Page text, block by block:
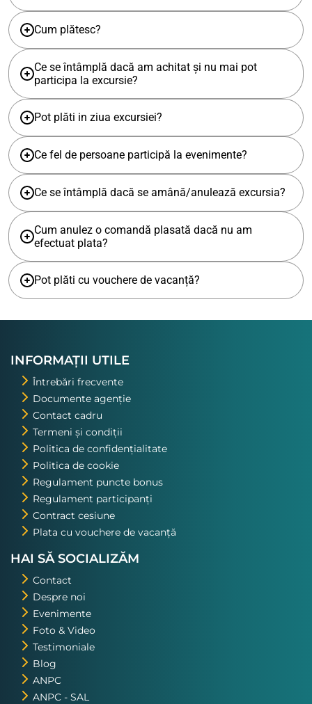
Cum plătesc?
Ce se întâmplă dacă am achitat și nu mai pot
participa la excursie?
Pot plăti in ziua excursiei?
Ce fel de persoane participă la evenimente?
Ce se întâmplă dacă se amână/anulează excursia?
Cum anulez o comandă plasată dacă nu am
efectuat plata?
Pot plăti cu vouchere de vacanță?
INFORMAȚII UTILE
Întrebări frecvente
Documente agenție
Contact cadru
Termeni și condiții
Politica de confidențialitate
Politica de cookie
Regulament puncte bonus
Regulament participanți
Contract cesiune
Plata cu vouchere de vacanță
HAI SĂ SOCIALIZĂM
Contact
Despre noi
Evenimente
Foto & Video
Testimoniale
Blog
ANPC
ANPC - SAL